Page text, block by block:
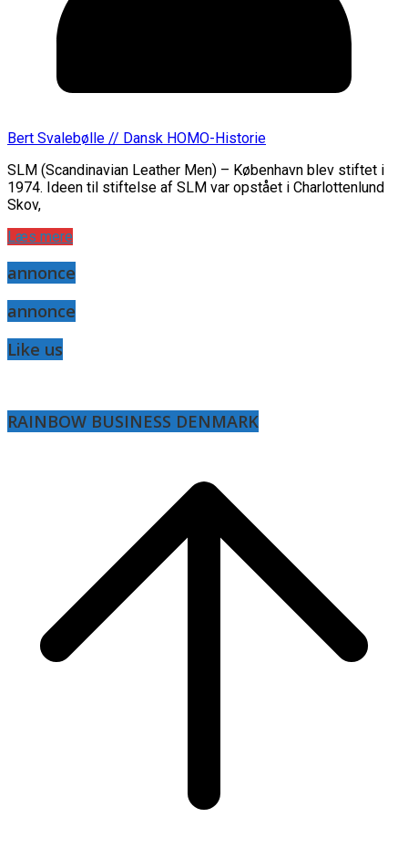
Bert Svalebølle // Dansk HOMO-Historie
SLM (Scandinavian Leather Men) – København blev stiftet i
1974. Ideen til stiftelse af SLM var opstået i Charlottenlund
Skov,
Læs mere
annonce
annonce
Like us
RAINBOW BUSINESS DENMARK